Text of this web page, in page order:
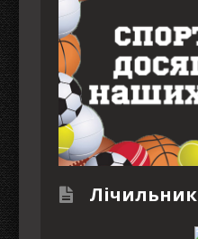
Лічильник